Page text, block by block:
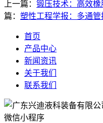
上一篇： 锻压技术：高效
篇： 塑性工程学报：多通
首页
产品中心
新闻资讯
关于我们
联系我们
微信小程序